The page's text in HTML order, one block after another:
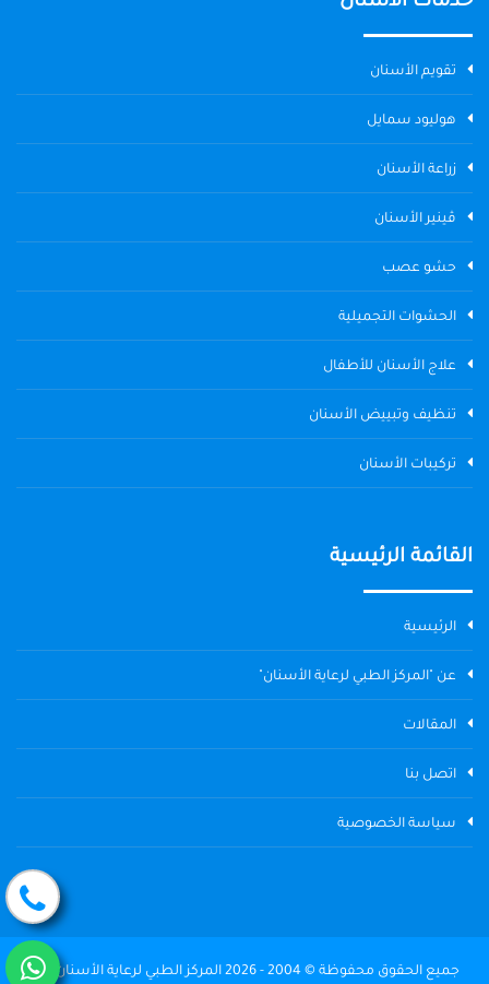
تقويم الأسنان
هوليود سمايل
زراعة الأسنان
ڤينير الأسنان
حشو عصب
الحشوات التجميلية
علاج الأسنان للأطفال
تنظيف وتبييض الأسنان
تركيبات الأسنان
القائمة الرئيسية
الرئيسية
عن "المركز الطبي لرعاية الأسنان"
المقالات
اتصل بنا
سياسة الخصوصية
جميع الحقوق محفوظة © 2004 - 2026 المركز الطبي لرعاية الأسنان The